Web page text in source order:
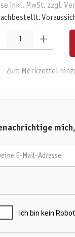
inkl. MwSt. zzgl.
Anzahl: Gib den
Zum Merkzettel